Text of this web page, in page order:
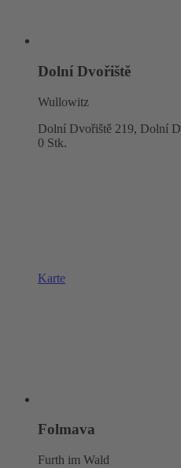
Dolní Dvořiště
Wullowitz
Dolní Dvořiště 219, Dolní
0 Stk.
Karte
Folmava
Furth im Wald